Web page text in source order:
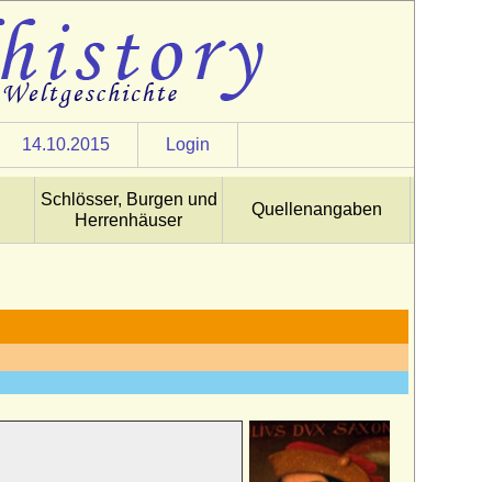
14.10.2015 Login
Schlösser, Burgen und
Herrenhäuser
Quellenangaben